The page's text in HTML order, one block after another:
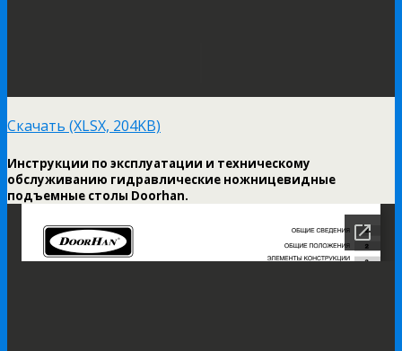
Скачать (XLSX, 204KB)
Инструкции по эксплуатации и техническому
обслуживанию гидравлические ножницевидные
подъемные столы Doorhan.